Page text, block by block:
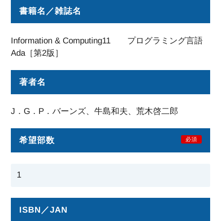
書籍名／雑誌名
Information & Computing11 プログラミング言語
Ada［第2版］
著者名
J．G．P．バーンズ、牛島和夫、荒木啓二郎
希望部数 必須
ISBN／JAN